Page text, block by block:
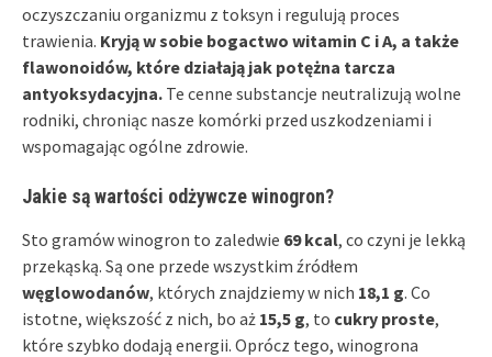
oczyszczaniu organizmu z toksyn i regulują proces
trawienia. Kryją w sobie bogactwo witamin C i A, a także
flawonoidów, które działają jak potężna tarcza
antyoksydacyjna. Te cenne substancje neutralizują wolne
rodniki, chroniąc nasze komórki przed uszkodzeniami i
wspomagając ogólne zdrowie.
Jakie są wartości odżywcze winogron?
Sto gramów winogron to zaledwie 69 kcal, co czyni je lekką
przekąską. Są one przede wszystkim źródłem
węglowodanów, których znajdziemy w nich 18,1 g. Co
istotne, większość z nich, bo aż 15,5 g, to cukry proste,
które szybko dodają energii. Oprócz tego, winogrona